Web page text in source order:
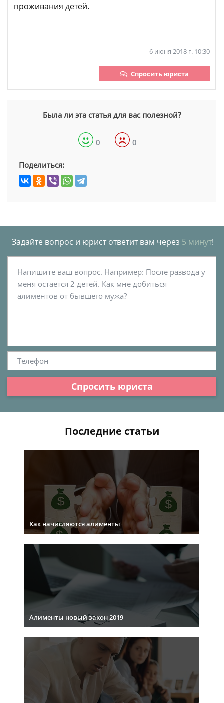
проживания детей.
6 июня 2018 г. 10:30
Спросить юриста
Была ли эта статья для вас полезной?
0 0
Поделиться:
Задайте вопрос и юрист ответит вам через 5 минут!
Спросить юриста
Последние статьи
Как начисляются алименты
Алименты новый закон 2019